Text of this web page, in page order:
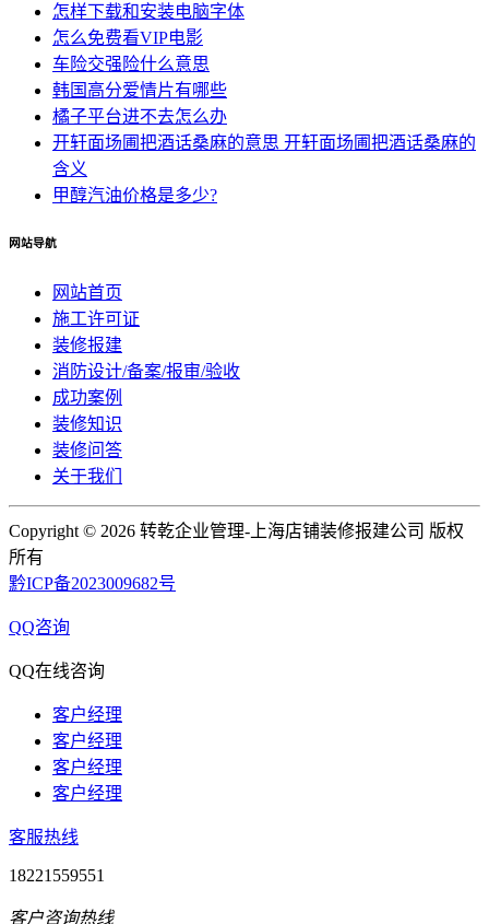
怎样下载和安装电脑字体
怎么免费看VIP电影
车险交强险什么意思
韩国高分爱情片有哪些
橘子平台进不去怎么办
开轩面场圃把酒话桑麻的意思 开轩面场圃把酒话桑麻的
含义
甲醇汽油价格是多少?
网站导航
网站首页
施工许可证
装修报建
消防设计/备案/报审/验收
成功案例
装修知识
装修问答
关于我们
Copyright © 2026 转乾企业管理-上海店铺装修报建公司 版权
所有
黔ICP备2023009682号
QQ咨询
QQ在线咨询
客户经理
客户经理
客户经理
客户经理
客服热线
18221559551
客户咨询热线